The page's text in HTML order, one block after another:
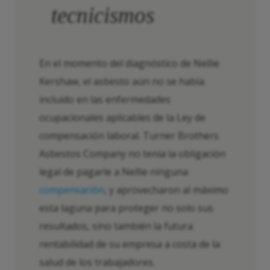
tecnicismos
En el momento del diagnóstico de Nellie
Kershaw, el asbesto aún no se había
incluido en las enfermedades
ocupacionales aplicables de la Ley de
compensación laboral. Turner Brothers
Asbestos Company no tenía la obligación
legal de pagarle a Nellie ninguna
compensación , y aprovecharon al máximo
esta laguna para proteger no solo sus
resultados, sino también la futura
rentabilidad de su empresa a costa de la
salud de los trabajadores.